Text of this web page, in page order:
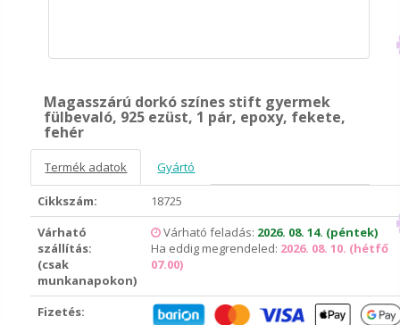
Magasszárú dorkó színes stift gyermek
fülbevaló, 925 ezüst, 1 pár, epoxy, fekete,
fehér
Termék adatok Gyártó
Cikkszám:
18725
Várható
szállítás:
(csak
munkanapokon)
Várható feladás: 2026. 08. 14. (péntek)
Ha eddig megrendeled: 2026. 08. 10. (hétfő
07.00)
Fizetés: